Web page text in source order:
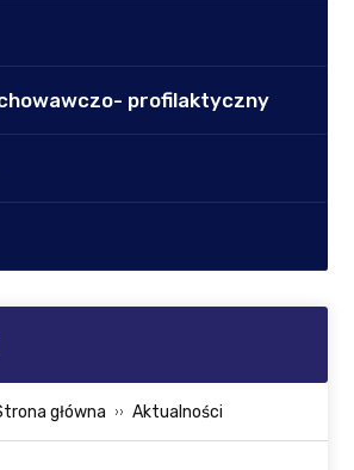
profilaktyczny
główna Aktualności